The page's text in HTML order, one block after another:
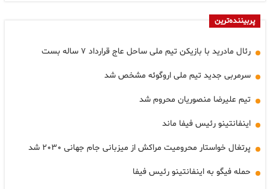
پربیننده‌ترین
رئال مادرید با بازیکن تیم ملی ساحل عاج قرارداد ۷ ساله بست
سرمربی جدید تیم ملی اروگوئه مشخص شد
تیم علیرضا منصوریان محروم شد
اینفانتینو رئیس فیفا ماند
پرتغال خواستار محرومیت مراکش از میزبانی جام جهانی ۲۰۳۰ شد
حمله فیگو به اینفانتینو رئیس فیفا